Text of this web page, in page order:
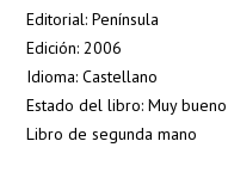
Editorial: Península
Edición: 2006
Idioma: Castellano
Estado del libro: Muy bueno
Libro de segunda mano